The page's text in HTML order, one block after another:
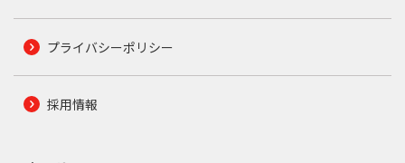
プライバシーポリシー
採用情報